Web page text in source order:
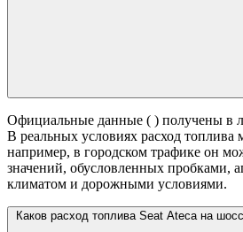
Официальные данные ( ) получены в
В реальных условиях расход
например, в городском трафике он
значений, обусловленных пробками,
климатом и дорожными условиями.
Каков расход топлива Seat Ateca на